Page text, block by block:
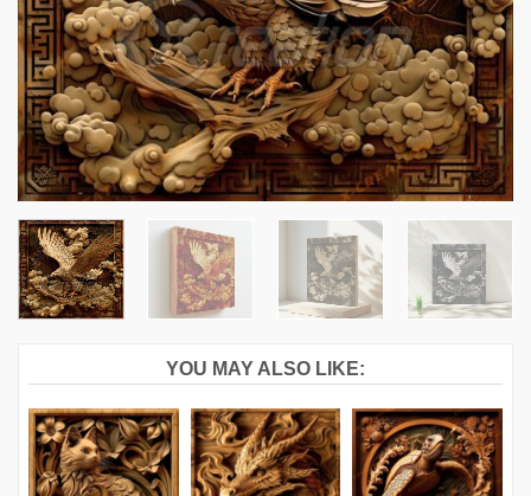
YOU MAY ALSO LIKE: